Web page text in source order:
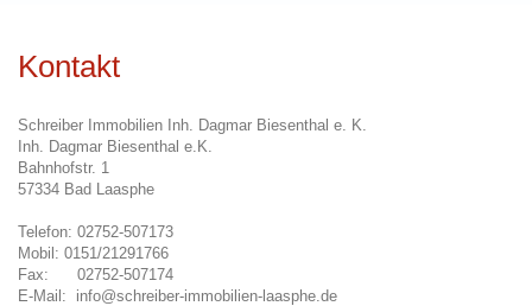
Kontakt
Schreiber Immobilien Inh. Dagmar Biesenthal e. K.
Inh. Dagmar Biesenthal e.K.
Bahnhofstr. 1
57334 Bad Laasphe
Telefon: 02752-507173
Mobil: 0151/21291766
Fax: 02752-507174
E-Mail: info@schreiber-immobilien-laasphe.de